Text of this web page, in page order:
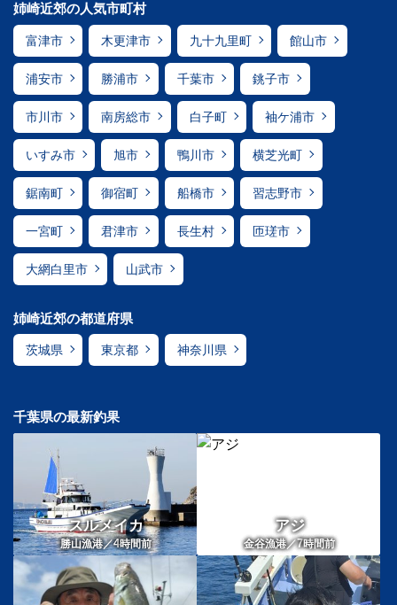
姉崎近郊の人気市町村
富津市 木更津市 九十九里町 館山市
浦安市 勝浦市 千葉市 銚子市
市川市 南房総市 白子町 袖ケ浦市
いすみ市 旭市 鴨川市 横芝光町
鋸南町 御宿町 船橋市 習志野市
一宮町 君津市 長生村 匝瑳市
大網白里市 山武市
姉崎近郊の都道府県
茨城県 東京都 神奈川県
千葉県の最新釣果
スルメイカ
勝山漁港／4時間前
アジ
金谷漁港／7時間前